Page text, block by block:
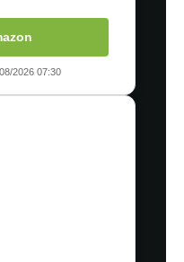
2026 07:30